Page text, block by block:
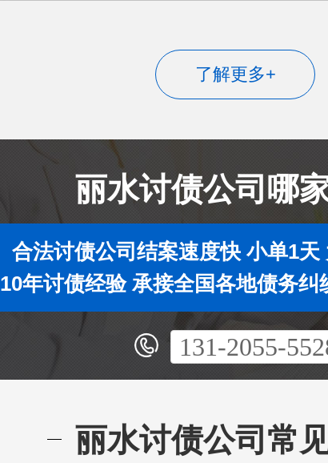
了解更多+
丽水讨债公司哪
合法讨债公司结案速度快 小单1天
10年讨债经验 承接全国各地债务纠
131-2055-
丽水讨债公司常